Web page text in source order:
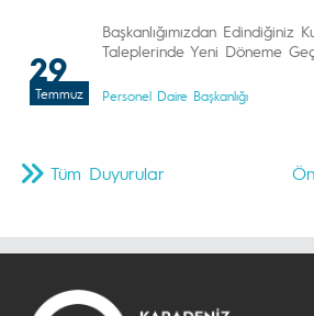
29
Temmuz
Başkanlığımızdan Edindiğiniz
Taleplerinde Yeni Döneme
Personel Daire Başkanlığı
Tüm Duyurular